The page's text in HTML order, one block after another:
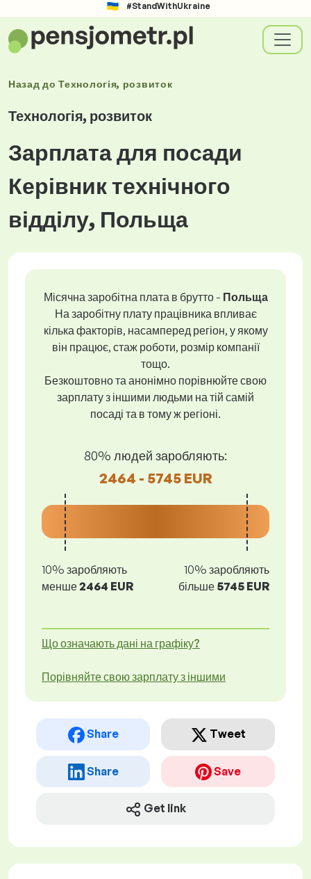
#StandWithUkraine
Назад доТехнологія, розвиток
Технологія, розвиток
Зарплата для посади
Керівник технічного
відділу, Польща
Місячна заробітна плата в брутто - Польща
На заробітну плату працівника впливає
кілька факторів, насамперед регіон, у якому
він працює, стаж роботи, розмір компанії
тощо.
Безкоштовно та анонімно порівнюйте свою
зарплату з іншими людьми на тій самій
посаді та в тому ж регіоні.
80% людей заробляють:
2464 - 5745 EUR
10% заробляють
менше2464 EUR
10% заробляють
більше 5745 EUR
Що означають дані на графіку?
Порівняйте свою зарплату з іншими
Share Tweet
Share Save
Get link